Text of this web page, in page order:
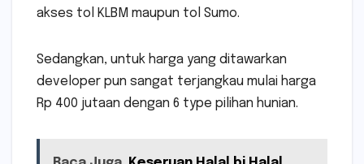
akses tol KLBM maupun tol Sumo.
Sedangkan, untuk harga yang ditawarkan
developer pun sangat terjangkau mulai harga
Rp 400 jutaan dengan 6 type pilihan hunian.